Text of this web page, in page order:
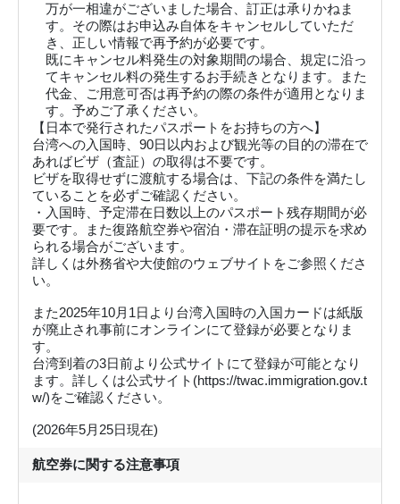
万が一相違がございました場合、訂正は承りかねま
す。その際はお申込み自体をキャンセルしていただ
き、正しい情報で再予約が必要です。
既にキャンセル料発生の対象期間の場合、規定に沿っ
てキャンセル料の発生するお手続きとなります。また
代金、ご用意可否は再予約の際の条件が適用となりま
す。予めご了承ください。
【日本で発行されたパスポートをお持ちの方へ】
台湾への入国時、90日以内および観光等の目的の滞在で
あればビザ（査証）の取得は不要です。
ビザを取得せずに渡航する場合は、下記の条件を満たし
ていることを必ずご確認ください。
・入国時、予定滞在日数以上のパスポート残存期間が必
要です。また復路航空券や宿泊・滞在証明の提示を求め
られる場合がございます。
詳しくは外務省や大使館のウェブサイトをご参照くださ
い。
また2025年10月1日より台湾入国時の入国カードは紙版
が廃止され事前にオンラインにて登録が必要となりま
す。
台湾到着の3日前より公式サイトにて登録が可能となり
ます。詳しくは公式サイト(https://twac.immigration.gov.t
w/)をご確認ください。
(2026年5月25日現在)
航空券に関する注意事項